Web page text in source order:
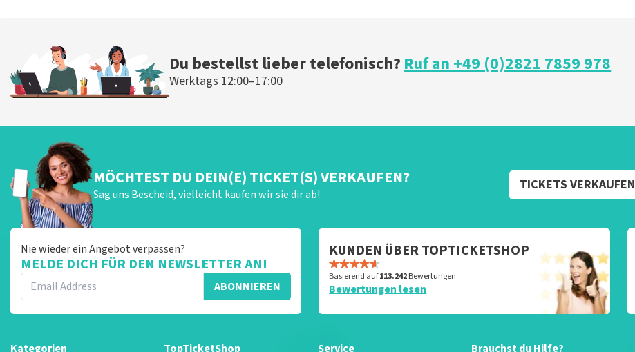
Du bestellst lieber telefonisch?Ruf an +49 (0)2821 7859 978
Werktags 12:00–17:00
MÖCHTEST DU DEIN(E) TICKET(S) VERKAUFEN?
Sag uns Bescheid, vielleicht kaufen wir sie dir ab!
TICKETS VERKAUFEN
Nie wieder ein Angebot verpassen?
MELDE DICH FÜR DEN NEWSLETTER AN!
ABONNIEREN
KUNDEN ÜBER TOPTICKETSHOP
Basierend auf113.242Bewertungen
Bewertungen lesen
Kategorien TopTicketShop Service Brauchst du Hilfe?